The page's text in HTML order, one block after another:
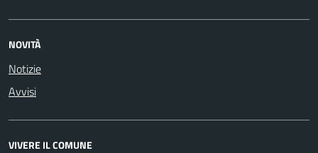
NOVITÀ
Notizie
Avvisi
VIVERE IL COMUNE